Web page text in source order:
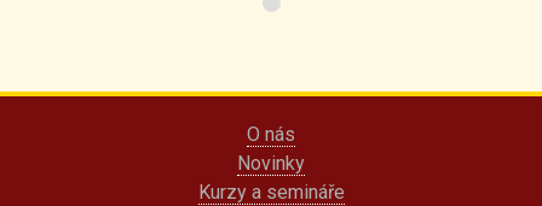
O nás
Novinky
Kurzy a semináře